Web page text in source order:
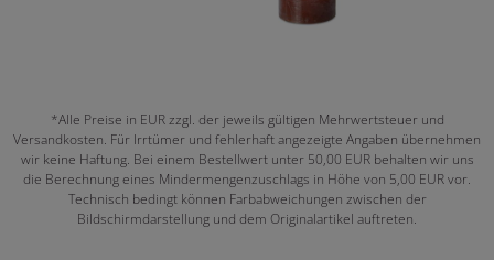
*Alle Preise in EUR zzgl. der jeweils gültigen Mehrwertsteuer und
Versandkosten. Für Irrtümer und fehlerhaft angezeigte Angaben übernehmen
wir keine Haftung. Bei einem Bestellwert unter 50,00 EUR behalten wir uns
die Berechnung eines Mindermengenzuschlags in Höhe von 5,00 EUR vor.
Technisch bedingt können Farbabweichungen zwischen der
Bildschirmdarstellung und dem Originalartikel auftreten.